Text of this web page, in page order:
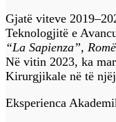
Gjatë viteve
Teknologjitë e
“La Sapienza”,
Në vitin 2023, ka
Kirurgjikale në të
Eksperienca